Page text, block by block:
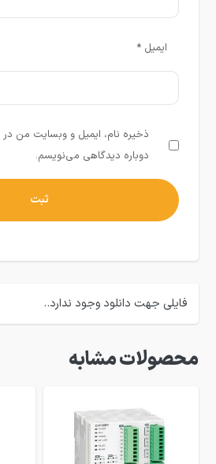
ایمیل*
ذخیره نام، ایمیل و وبسایت من در
دوباره دیدگاهی می‌نویسم.
فایلی جهت دانلود وجود ندارد..
محصولات مشابه